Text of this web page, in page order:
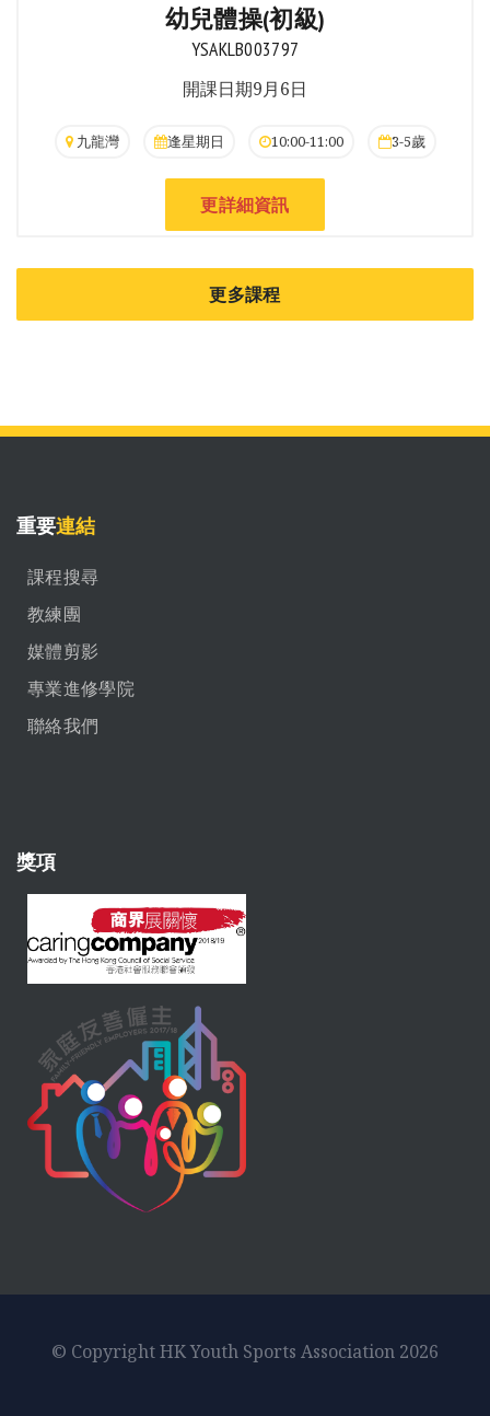
幼兒體操(初級)
YSAKLB003797
開課日期9月6日
九龍灣 逢星期日 10:00-11:00 3-5歲
更詳細資訊
更多課程
重要連結
課程搜尋
教練團
媒體剪影
專業進修學院
聯絡我們
獎項
© Copyright HK Youth Sports Association 2026